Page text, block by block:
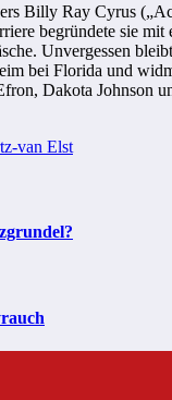
Billy Ray Cyrus
begründete sie
Unvergessen
bei Florida und
Dakota Johnson
van Elst